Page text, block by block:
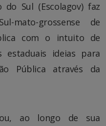
Sul (Escolagov) faz
mato-grossense de
com o intuito de
estaduais ideias para
Pública através da
ao longo de sua